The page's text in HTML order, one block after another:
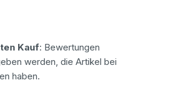
Kauf: Bewertungen
werden, die Artikel bei
haben.